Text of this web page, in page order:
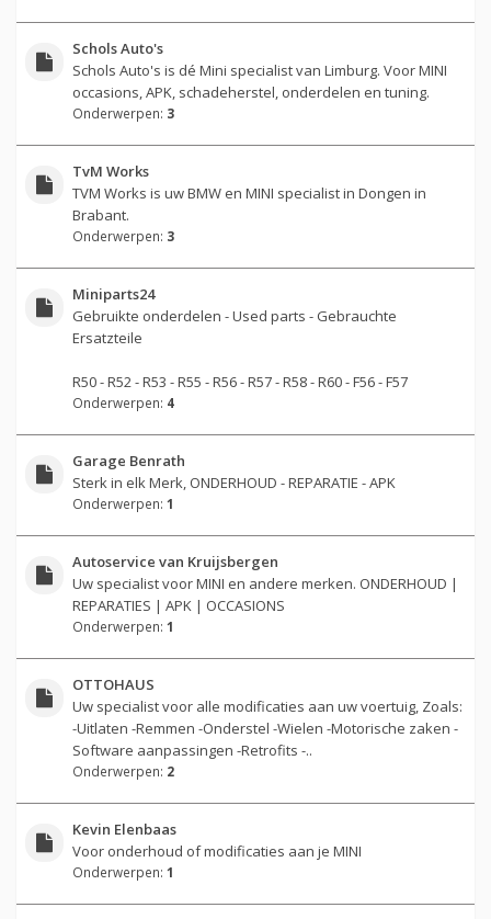
Schols Auto's
Schols Auto's is dé Mini specialist van Limburg. Voor MINI
occasions, APK, schadeherstel, onderdelen en tuning.
Onderwerpen: 3
TvM Works
TVM Works is uw BMW en MINI specialist in Dongen in
Brabant.
Onderwerpen: 3
Miniparts24
Gebruikte onderdelen - Used parts - Gebrauchte
Ersatzteile
R50 - R52 - R53 - R55 - R56 - R57 - R58 - R60 - F56 - F57
Onderwerpen: 4
Garage Benrath
Sterk in elk Merk, ONDERHOUD - REPARATIE - APK
Onderwerpen: 1
Autoservice van Kruijsbergen
Uw specialist voor MINI en andere merken. ONDERHOUD |
REPARATIES | APK | OCCASIONS
Onderwerpen: 1
OTTOHAUS
Uw specialist voor alle modificaties aan uw voertuig, Zoals:
-Uitlaten -Remmen -Onderstel -Wielen -Motorische zaken -
Software aanpassingen -Retrofits -..
Onderwerpen: 2
Kevin Elenbaas
Voor onderhoud of modificaties aan je MINI
Onderwerpen: 1